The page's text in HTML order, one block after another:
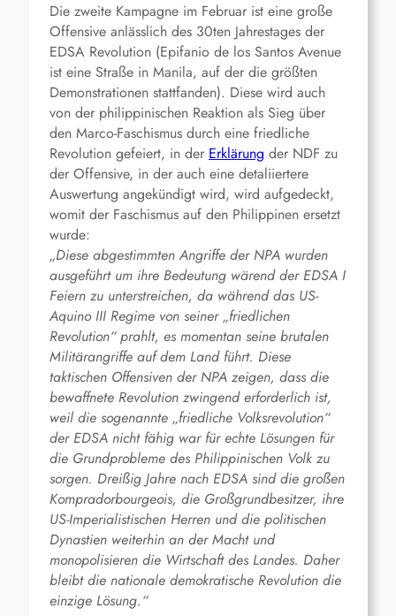
Die zweite Kampagne im Februar ist eine große
Offensive anlässlich des 30ten Jahrestages der
EDSA Revolution (Epifanio de los Santos Avenue
ist eine Straße in Manila, auf der die größten
Demonstrationen stattfanden). Diese wird auch
von der philippinischen Reaktion als Sieg über
den Marco-Faschismus durch eine friedliche
Revolution gefeiert, in der Erklärung der NDF zu
der Offensive, in der auch eine detaliiertere
Auswertung angekündigt wird, wird aufgedeckt,
womit der Faschismus auf den Philippinen ersetzt
wurde:
„Diese abgestimmten Angriffe der NPA wurden
ausgeführt um ihre Bedeutung wärend der EDSA I
Feiern zu unterstreichen, da während das US-
Aquino III Regime von seiner „friedlichen
Revolution“ prahlt, es momentan seine brutalen
Militärangriffe auf dem Land führt. Diese
taktischen Offensiven der NPA zeigen, dass die
bewaffnete Revolution zwingend erforderlich ist,
weil die sogenannte „friedliche Volksrevolution“
der EDSA nicht fähig war für echte Lösungen für
die Grundprobleme des Philippinischen Volk zu
sorgen. Dreißig Jahre nach EDSA sind die großen
Kompradorbourgeois, die Großgrundbesitzer, ihre
US-Imperialistischen Herren und die politischen
Dynastien weiterhin an der Macht und
monopolisieren die Wirtschaft des Landes. Daher
bleibt die nationale demokratische Revolution die
einzige Lösung.“